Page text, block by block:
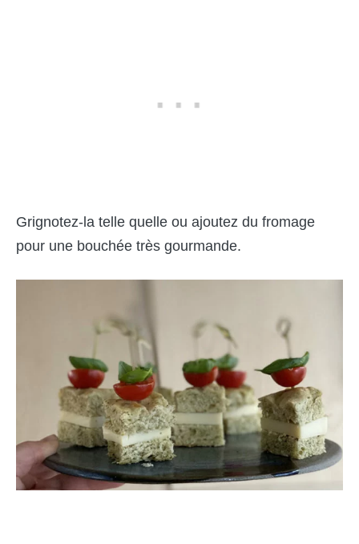
Grignotez-la telle quelle ou ajoutez du fromage
pour une bouchée très gourmande.